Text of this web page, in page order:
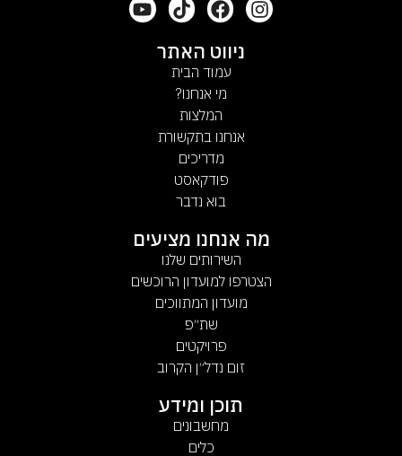
ניווט האתר
עמוד הבית
מי אנחנו?
המלצות
אנחנו בתקשורת
מדריכים
פודקאסט
בוא נדבר
מה אנחנו מציעים
השירותים שלנו
הצטרפו למועדון הרוכשים
מועדון המתווכים
שת״פ
פרויקטים
זום נדל״ן הקרוב
תוכן ומידע
מחשבונים
כלים